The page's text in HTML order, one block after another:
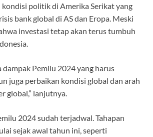
politik di Amerika Serikat yang
bank global di AS dan Eropa. Meski
investasi tetap akan terus tumbuh
dampak Pemilu 2024 yang harus
juga perbaikan kondisi global dan arah
global,” lanjutnya.
2024 sudah terjadwal. Tahapan
sejak awal tahun ini, seperti